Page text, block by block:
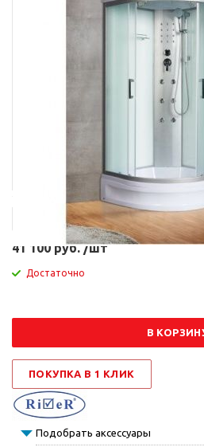
Артикул
41 100 руб. /шт
Достаточно
В
ПОКУПКА В 1 КЛИК
Подобрать аксессуары